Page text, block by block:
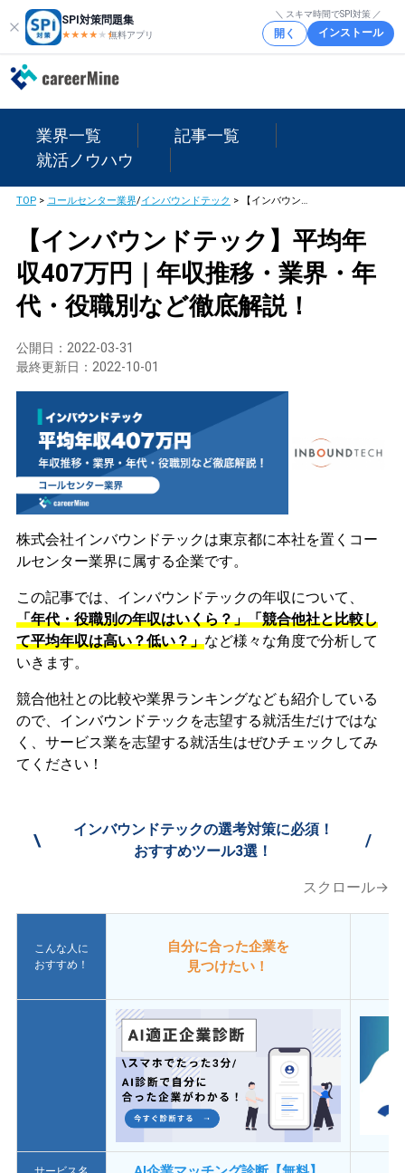
SPI対策問題集
★★★★ ★★
無料アプリ
＼ スキマ時間でSPI対策 ／
開く インストール
業界一覧
記事一覧
就活ノウハウ
TOP> コールセンター業界/インバウンドテック > 【インバウンドテック】平均年収407万円｜年収推移・業界・年代・役職別など徹底解説！
【インバウンドテック】平均年
収407万円｜年収推移・業界・年
代・役職別など徹底解説！
公開日： 2022-03-31
最終更新日： 2022-10-01
株式会社インバウンドテックは東京都に本社を置くコー
ルセンター業界に属する企業です。
この記事では、インバウンドテックの年収について、
「年代・役職別の年収はいくら？」「競合他社と比較し
て平均年収は高い？低い？」など様々な角度で分析して
いきます。
競合他社との比較や業界ランキングなども紹介している
ので、インバウンドテックを志望する就活生だけではな
く、サービス業を志望する就活生はぜひチェックしてみ
てください！
\
インバウンドテックの選考対策に必須！
おすすめツール3選！
/
スクロール→
こんな人に
おすすめ！
自分に合った企業を
見つけたい！